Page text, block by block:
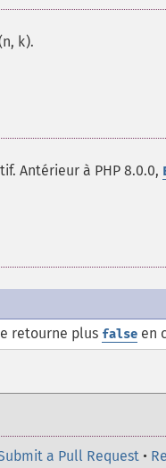
k).
Antérieur à PHP 8.0.0,
retourne plus false en
a Pull Request •